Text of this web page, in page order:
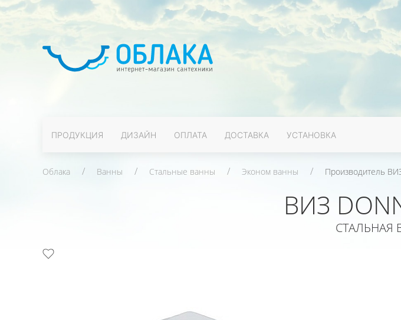
ПРОДУКЦИЯ ДИЗАЙН ОПЛАТА ДОСТАВКА УСТАНОВКА
Облака Ванны Стальные ванны Эконом ванны Производитель
ВИЗ
СТАЛЬНАЯ